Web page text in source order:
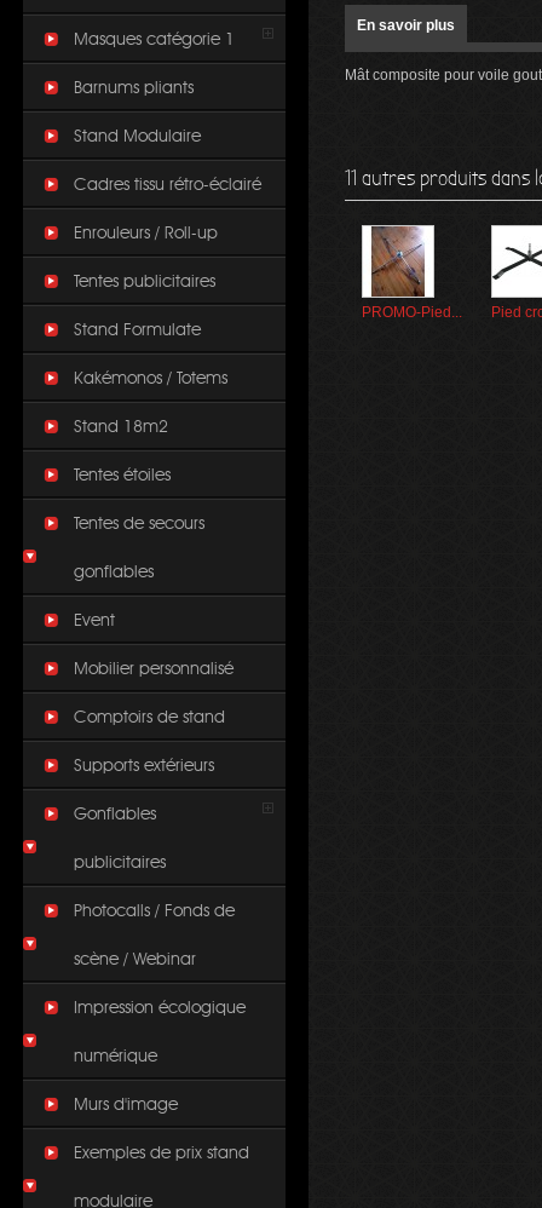
Masques catégorie 1
Barnums pliants
Stand Modulaire
Cadres tissu rétro-éclairé
Enrouleurs / Roll-up
Tentes publicitaires
Stand Formulate
Kakémonos / Totems
Stand 18m2
Tentes étoiles
Tentes de secours
gonflables
Event
Mobilier personnalisé
Comptoirs de stand
Supports extérieurs
Gonflables
publicitaires
Photocalls / Fonds de
scène / Webinar
Impression écologique
numérique
Murs d'image
Exemples de prix stand
modulaire
En savoir plus
Mât composite pour voile
11 autres produits dans
PROMO-Pied... Pied